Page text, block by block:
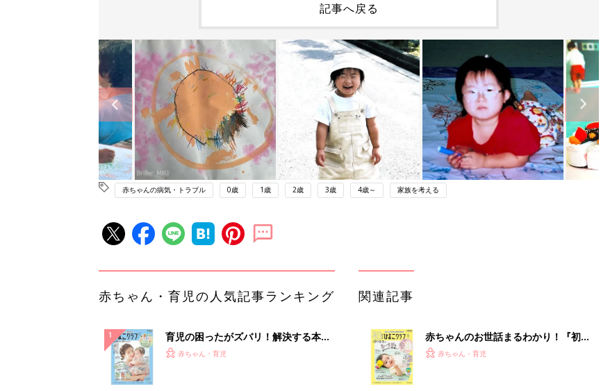
記事へ戻る
赤ちゃんの病気・トラブル 0歳 1歳 2歳 3歳 4歳～ 家族を考える
赤ちゃん・育児の人気記事ランキング
育児の困ったがズバリ！解決する本
『ひよこクラブ 夏号』 4カ月～2才
赤ちゃん・育児
関連記事
赤ちゃんのお世話まるわかり！『初め
てのひよこクラブ 夏号』〈巻頭大特
赤ちゃん・育児